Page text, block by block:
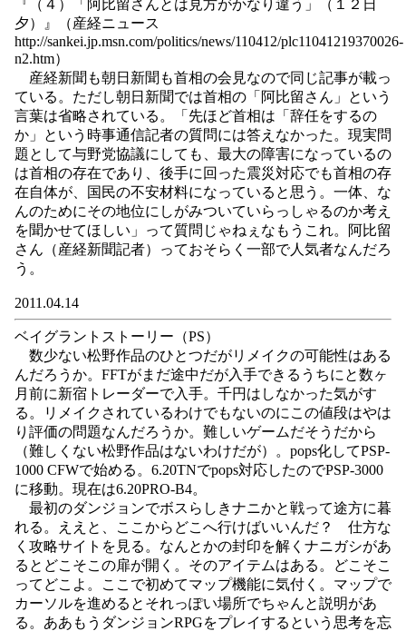
『（４）「阿比留さんとは見方がかなり違う」（１２日
夕）』（産経ニュース
http://sankei.jp.msn.com/politics/news/110412/plc11041219370026-
n2.htm）
産経新聞も朝日新聞も首相の会見なので同じ記事が載っ
ている。ただし朝日新聞では首相の「阿比留さん」という
言葉は省略されている。「先ほど首相は「辞任をするの
か」という時事通信記者の質問には答えなかった。現実問
題として与野党協議にしても、最大の障害になっているの
は首相の存在であり、後手に回った震災対応でも首相の存
在自体が、国民の不安材料になっていると思う。一体、な
んのためにその地位にしがみついていらっしゃるのか考え
を聞かせてほしい」って質問じゃねぇなもうこれ。阿比留
さん（産経新聞記者）っておそらく一部で人気者なんだろ
う。
2011.04.14
ベイグラントストーリー（PS）
数少ない松野作品のひとつだがリメイクの可能性はある
んだろうか。FFTがまだ途中だが入手できるうちにと数ヶ
月前に新宿トレーダーで入手。千円はしなかった気がす
る。リメイクされているわけでもないのにこの値段はやは
り評価の問題なんだろうか。難しいゲームだそうだから
（難しくない松野作品はないわけだが）。pops化してPSP-
1000 CFWで始める。6.20TNでpops対応したのでPSP-3000
に移動。現在は6.20PRO-B4。
最初のダンジョンでボスらしきナニかと戦って途方に暮
れる。ええと、ここからどこへ行けばいいんだ？ 仕方な
く攻略サイトを見る。なんとかの封印を解くナニガシがあ
るとどこそこの扉が開く。そのアイテムはある。どこそこ
ってどこよ。ここで初めてマップ機能に気付く。マップで
カーソルを進めるとそれっぽい場所でちゃんと説明があ
る。ああもうダンジョンRPGをプレイするという思考を忘